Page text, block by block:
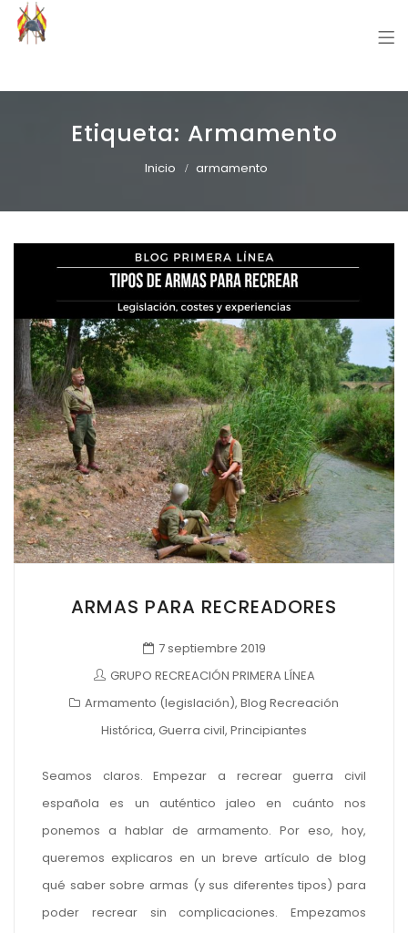
Etiqueta: Armamento
Inicio armamento
ARMAS PARA RECREADORES
7 septiembre 2019
GRUPO RECREACIÓN PRIMERA LÍNEA
Armamento (legislación), Blog Recreación
Histórica, Guerra civil, Principiantes
Seamos claros. Empezar a recrear guerra civil
española es un auténtico jaleo en cuánto nos
ponemos a hablar de armamento. Por eso, hoy,
queremos explicaros en un breve artículo de blog
qué saber sobre armas (y sus diferentes tipos) para
poder recrear sin complicaciones. Empezamos